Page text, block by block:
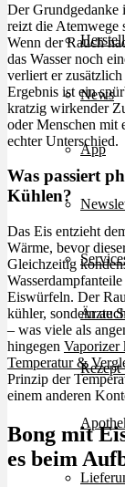
News
App
Ärzte
Rezept
Der Grundgedanke
reizt die Atemwege
Wenn der Rauch
das Wasser noch
verliert er
Ergebnis ist ein
kratzig wirkender
oder Menschen mit
echter Unterschied.
Was passiert
Kühlen?
Das Eis entzieht
Wärme, bevor
Gleichzeitig
Eiswürfeln. Der
kühler, sondern
– was viele als
hingegen Vaporizer
Temperatur &
Prinzip der
einem anderen
Bong mit
es beim